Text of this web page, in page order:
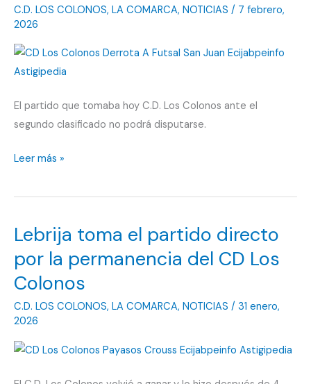
a
solo
1
punto
la
salvación
C.D. LOS COLONOS, LA COMARCA, NOTICIAS / 7 febrero,
2026
El partido que tomaba hoy C.D. Los Colonos ante el
segundo clasificado no podrá disputarse.
CD
Colonos
juega
en
La
Luisiana
debido
a
Leer más »
Lebrija toma el partido directo
por la permanencia del CD Los
Colonos
C.D. LOS COLONOS, LA COMARCA, NOTICIAS / 31 enero,
2026